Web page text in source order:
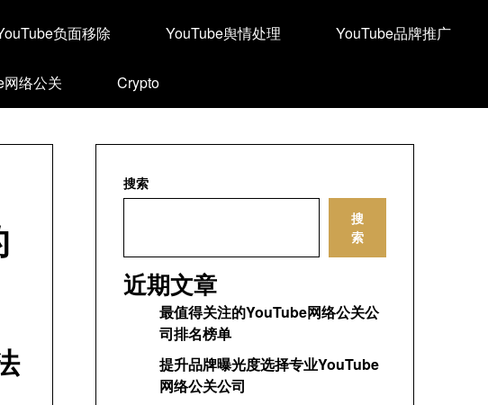
负面移除 YouTube舆情处理 YouTube品牌推广
络公关 Crypto
搜索
搜
索
近期文章
最值得关注的YouTube网络公关公
司排名榜单
提升品牌曝光度选择专业YouTube
网络公关公司